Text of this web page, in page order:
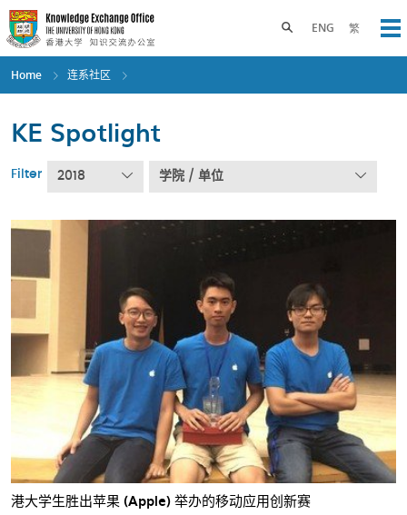
Skip
to
main
content
ENG 繁
Toggle search panel
Home 连系社区
KE Spotlight
Filter 2018 学院 / 单位
港大学生胜出苹果 (Apple) 举办的移动应用创新赛